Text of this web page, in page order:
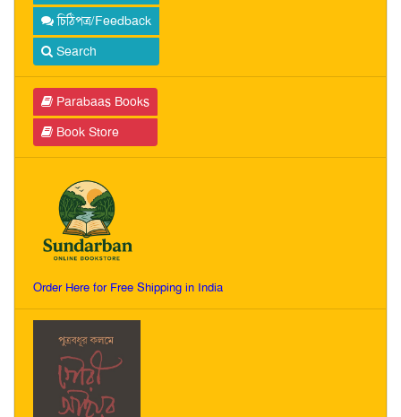
চিঠিপত্র/Feedback
Search
Parabaas Books
Book Store
Order Here for Free Shipping in India